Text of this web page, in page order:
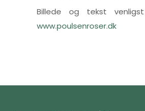
Billede og tekst
www.poulsenroser.dk